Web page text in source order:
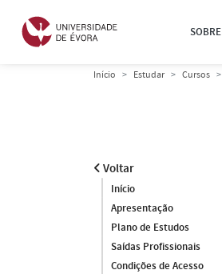
SOBRE
Início Estudar Cursos
Voltar
Início
Apresentação
Plano de Estudos
Saídas Profissionais
Condições de Acesso